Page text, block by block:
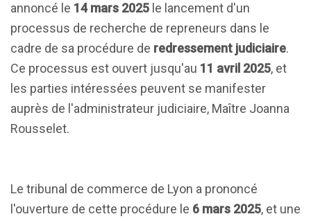
annoncé le 14 mars 2025 le lancement d'un
processus de recherche de repreneurs dans le
cadre de sa procédure de redressement judiciaire.
Ce processus est ouvert jusqu'au 11 avril 2025, et
les parties intéressées peuvent se manifester
auprès de l'administrateur judiciaire, Maître Joanna
Rousselet.
Le tribunal de commerce de Lyon a prononcé
l'ouverture de cette procédure le 6 mars 2025, et une